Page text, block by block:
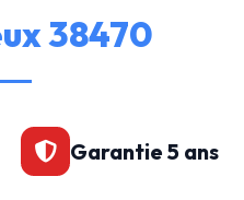
38470
Garantie 5 ans